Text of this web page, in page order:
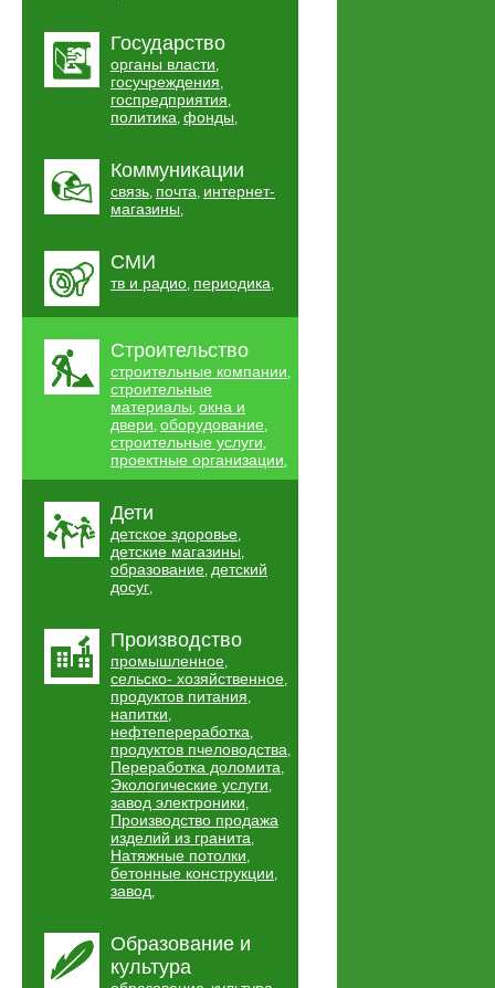
Государство
органы власти,
госучреждения,
госпредприятия,
политика, фонды,
Коммуникации
связь, почта, интернет-
магазины,
СМИ
тв и радио, периодика,
Строительство
строительные компании,
строительные
материалы, окна и
двери, оборудование,
строительные услуги,
проектные организации,
Дети
детское здоровье,
детские магазины,
образование, детский
досуг,
Производство
промышленное,
сельско- хозяйственное,
продуктов питания,
напитки,
нефтепереработка,
продуктов пчеловодства,
Переработка доломита,
Экологические услуги,
завод электроники,
Производство продажа
изделий из гранита,
Натяжные потолки,
бетонные конструкции,
завод,
Образование и
культура